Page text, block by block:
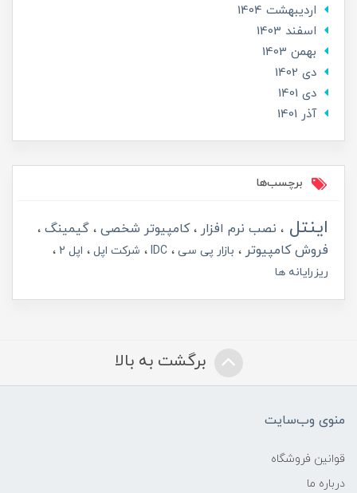
ارديبهشت 1404
اسفند 1403
بهمن 1403
دی 1402
دی 1401
آذر 1401
برچسب‌ها
اینتل نصب نرم افزار کامپیوتر شخصی
گیمینگ
فروش کامپیوتر
بازار پی سی IDC شرکت اپل
اپل 2
ریزرایانه ها
برگشت به بالا
منوی وب‌سایت
قوانین فروشگاه
درباره ما